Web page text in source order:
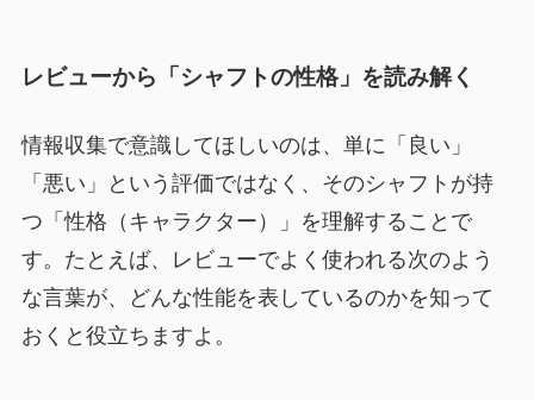
レビューから「シャフトの性格」を読み解く
情報収集で意識してほしいのは、単に「良い」
「悪い」という評価ではなく、そのシャフトが持
つ「性格（キャラクター）」を理解することで
す。たとえば、レビューでよく使われる次のよう
な言葉が、どんな性能を表しているのかを知って
おくと役立ちますよ。